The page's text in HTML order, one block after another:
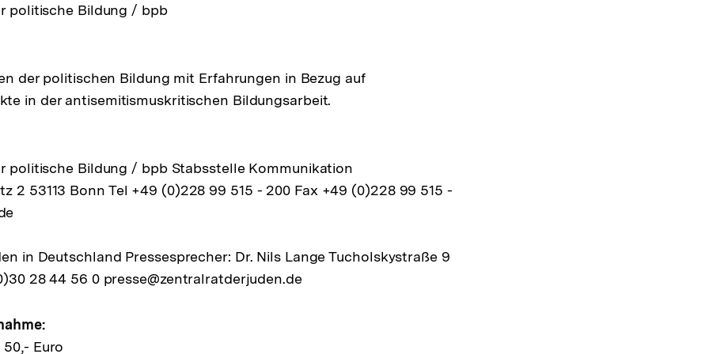
politische Bildung / bpb
der politischen Bildung mit Erfahrungen in Bezug auf
in der antisemitismuskritischen Bildungsarbeit.
politische Bildung / bpb Stabsstelle Kommunikation
2 53113 Bonn Tel +49 (0)228 99 515 - 200 Fax +49 (0)228 99 515 -
in Deutschland Pressesprecher: Dr. Nils Lange Tucholskystraße 9
28 44 56 0 presse@zentralratderjuden.de
Euro